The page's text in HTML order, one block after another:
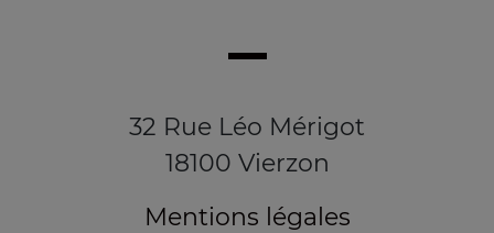
32 Rue Léo Mérigot
18100 Vierzon
Mentions légales